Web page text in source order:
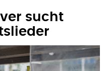
sucht